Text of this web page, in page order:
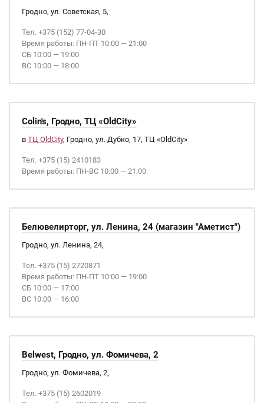
Гродно, ул. Советская, 5,
Тел. +375 (152) 77-04-30
Время работы: ПН-ПТ 10:00 — 21:00
СБ 10:00 — 19:00
ВС 10:00 — 18:00
Colin's, Гродно, ТЦ «OldCity»
в ТЦ OldCity, Гродно, ул. Дубко, 17, ТЦ «OldCity»
Тел. +375 (15) 2410183
Время работы: ПН-ВС 10:00 — 21:00
Белювелирторг, ул. Ленина, 24 (магазин "Аметист")
Гродно, ул. Ленина, 24,
Тел. +375 (15) 2720871
Время работы: ПН-ПТ 10:00 — 19:00
СБ 10:00 — 17:00
ВС 10:00 — 16:00
Belwest, Гродно, ул. Фомичева, 2
Гродно, ул. Фомичева, 2,
Тел. +375 (15) 2602019